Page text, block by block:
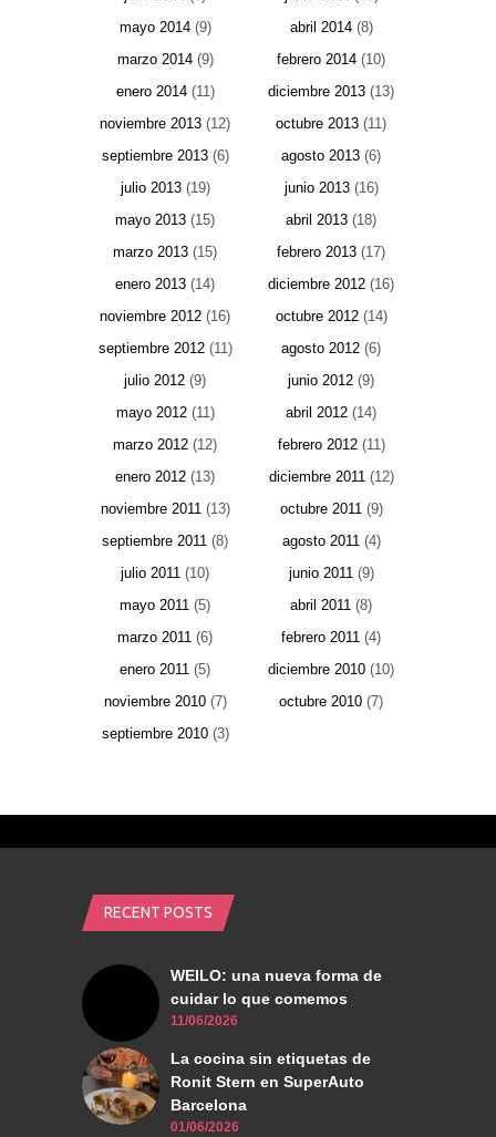
mayo 2014(9) abril 2014(8)
marzo 2014(9) febrero 2014 (10)
enero 2014(11) diciembre 2013 (13)
noviembre 2013 (12) octubre 2013 (11)
septiembre 2013(6) agosto 2013 (6)
julio 2013(19) junio 2013(16)
mayo 2013 (15) abril 2013 (18)
marzo 2013 (15) febrero 2013 (17)
enero 2013 (14) diciembre 2012 (16)
noviembre 2012 (16) octubre 2012(14)
septiembre 2012(11) agosto 2012 (6)
julio 2012 (9) junio 2012 (9)
mayo 2012(11) abril 2012 (14)
marzo 2012 (12) febrero 2012(11)
enero 2012 (13) diciembre 2011(12)
noviembre 2011(13) octubre 2011(9)
septiembre 2011 (8) agosto 2011(4)
julio 2011 (10) junio 2011(9)
mayo 2011 (5) abril 2011 (8)
marzo 2011 (6) febrero 2011 (4)
enero 2011 (5) diciembre 2010 (10)
noviembre 2010(7) octubre 2010 (7)
septiembre 2010(3)
RECENT POSTS
WEILO: una nueva forma de
cuidar lo que comemos
11/06/2026
La cocina sin etiquetas de
Ronit Stern en SuperAuto
Barcelona
01/06/2026